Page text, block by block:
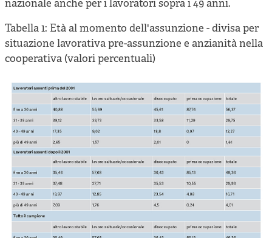
nazionale anche per i lavoratori sopra i 49 anni.
Tabella 1: Età al momento dell'assunzione - divisa per
situazione lavorativa pre-assunzione e anzianità nella
cooperativa (valori percentuali)